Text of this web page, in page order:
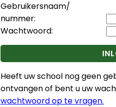
Gebruikersnaam/
nummer:
Wachtwoord:
Heeft uw school nog geen
ontvangen of bent u uw
wachtwoord op te vragen.